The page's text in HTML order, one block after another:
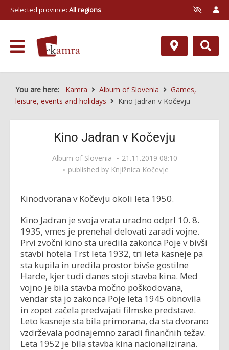
Selected province: All regions
You are here: Kamra Album of Slovenia
Games,
leisure, events and holidays
Kino Jadran v Kočevju
Kino Jadran v Kočevju
Album of Slovenia
21.11.2019 08:10
published by Knjižnica Kočevje
Kinodvorana v Kočevju okoli leta 1950.
Kino Jadran je svoja vrata uradno odprl 10. 8.
1935, vmes je prenehal delovati zaradi vojne.
Prvi zvočni kino sta uredila zakonca Poje v bivši
stavbi hotela Trst leta 1932, tri leta kasneje pa
sta kupila in uredila prostor bivše gostilne
Harde, kjer tudi danes stoji stavba kina. Med
vojno je bila stavba močno poškodovana,
vendar sta jo zakonca Poje leta 1945 obnovila
in zopet začela predvajati filmske predstave.
Leto kasneje sta bila primorana, da sta dvorano
vzdrževala podnajemno zaradi finančnih težav.
Leta 1952 je bila stavba kina nacionalizirana.